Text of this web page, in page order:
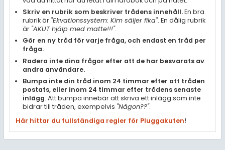
Skriv en rubrik som beskriver trådens innehåll.En bra
rubrik är "Ekvationssystem: Kim säljer fika". En dålig rubrik
är "AKUT hjälp med matte!!!".
Gör en ny tråd för varje fråga, och endast en tråd per
fråga.
Radera inte dina frågor efter att de har besvarats av
andra användare.
Bumpa inte din tråd inom 24 timmar efter att tråden
postats, eller inom 24 timmar efter trådens senaste
inlägg. Att bumpa innebär att skriva ett inlägg som inte
bidrar till tråden, exempelvis "Någon??".
Här hittar du fullständiga regler för Pluggakuten!
Livehjälpen
Regler
För lärare
3 inloggade
Om Pluggakuten